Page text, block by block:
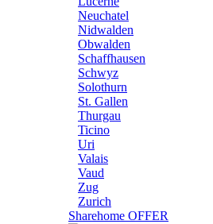
Neuchatel
Nidwalden
Obwalden
Schaffhausen
Schwyz
Solothurn
St. Gallen
Thurgau
Ticino
Uri
Valais
Vaud
Zug
Zurich
Sharehome OFFER